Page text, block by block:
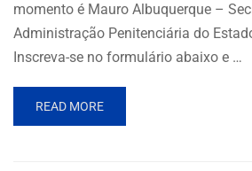
momento é Mauro Albuquerque –
Administração Penitenciária do
Inscreva-se no formulário abaixo e …
READ MORE